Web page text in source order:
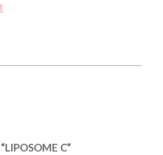
C”